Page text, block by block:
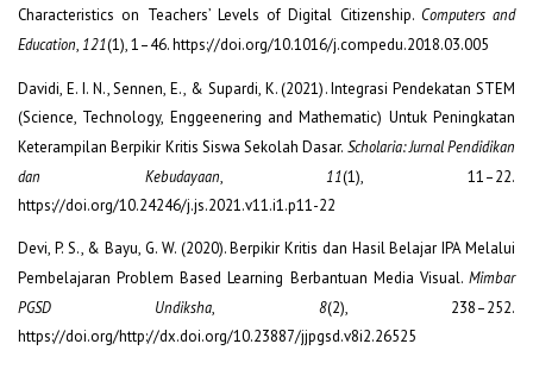
Characteristics on Teachers’ Levels of Digital Citizenship. Computers and
Education, 121(1), 1–46. https://doi.org/10.1016/j.compedu.2018.03.005
Davidi, E. I. N., Sennen, E., & Supardi, K. (2021). Integrasi Pendekatan STEM
(Science, Technology, Enggeenering and Mathematic) Untuk Peningkatan
Keterampilan Berpikir Kritis Siswa Sekolah Dasar. Scholaria: Jurnal Pendidikan
dan Kebudayaan,11(1), 11–22.
https://doi.org/10.24246/j.js.2021.v11.i1.p11-22
Devi, P. S., & Bayu, G. W. (2020). Berpikir Kritis dan Hasil Belajar IPA Melalui
Pembelajaran Problem Based Learning Berbantuan Media Visual. Mimbar
PGSD Undiksha, 8(2), 238–252.
https://doi.org/http://dx.doi.org/10.23887/jjpgsd.v8i2.26525